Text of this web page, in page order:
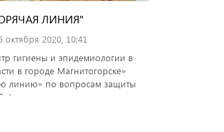
ЛИНИЯ"
октября 2020, 10:41
гигиены и эпидемиологии в
в городе Магнитогорске»
линию» по вопросам защиты
финансовых услуг.